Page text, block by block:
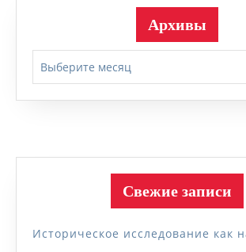
Архивы
Свежие записи
Историческое исследование как